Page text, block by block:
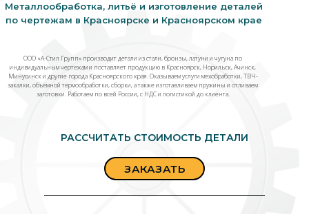
ЗАКАЗАТЬ
РАССЧИТАТЬ СТОИМОСТЬ ДЕТАЛИ
Металлообработка, литьё и изготовление деталей
по чертежам в Красноярске и Красноярском крае
ООО «А-Стил Групп» производит детали из стали, бронзы, латуни и чугуна по
индивидуальным чертежам и поставляет продукцию в Красноярск, Норильск, Ачинск,
Минусинск и другие города Красноярского края. Оказываем услуги мехобработки, ТВЧ-
закалки, объёмной термообработки, сборки, а также изготавливаем пружины и отливаем
заготовки. Работаем по всей России, с НДС и логистикой до клиента.